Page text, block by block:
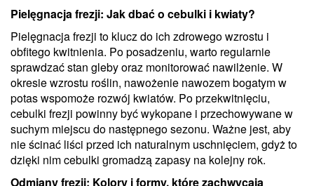
Pielęgnacja frezji: Jak dbać o cebulki i kwiaty?
Pielęgnacja frezji to klucz do ich zdrowego wzrostu i
obfitego kwitnienia. Po posadzeniu, warto regularnie
sprawdzać stan gleby oraz monitorować nawilżenie. W
okresie wzrostu roślin, nawożenie nawozem bogatym w
potas wspomoże rozwój kwiatów. Po przekwitnięciu,
cebulki frezji powinny być wykopane i przechowywane w
suchym miejscu do następnego sezonu. Ważne jest, aby
nie ścinać liści przed ich naturalnym uschnięciem, gdyż to
dzięki nim cebulki gromadzą zapasy na kolejny rok.
Odmiany frezji: Kolory i formy, które zachwycają